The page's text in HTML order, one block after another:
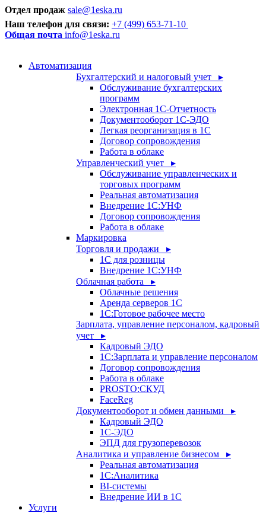
Отдел продаж sale@1eska.ru
Наш телефон для связи: +7 (499) 653-71-10
Общая почта info@1eska.ru
Автоматизация
Бухгалтерский и налоговый учет ▸
Обслуживание бухгалтерских
программ
Электронная 1С-Отчетность
Документооборот 1С-ЭДО
Легкая реорганизация в 1С
Договор сопровождения
Работа в облаке
Управленческий учет ▸
Обслуживание управленческих и
торговых программ
Реальная автоматизация
Внедрение 1С:УНФ
Договор сопровождения
Работа в облаке
Маркировка
Торговля и продажи ▸
1С для розницы
Внедрение 1С:УНФ
Облачная работа ▸
Облачные решения
Аренда серверов 1С
1C:Готовое рабочее место
Зарплата, управление персоналом, кадровый
учет ▸
Кадровый ЭДО
1С:Зарплата и управление персоналом
Договор сопровождения
Работа в облаке
PROSTO:СКУД
FaceReg
Документооборот и обмен данными ▸
Кадровый ЭДО
1С-ЭДО
ЭПД для грузоперевозок
Аналитика и управление бизнесом ▸
Реальная автоматизация
1С:Аналитика
BI-системы
Внедрение ИИ в 1С
Услуги